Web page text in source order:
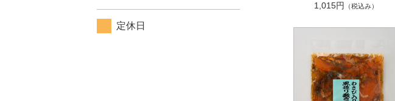
1,015円
（税込み）
定休日